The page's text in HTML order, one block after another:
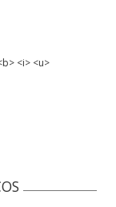
<i> <u>